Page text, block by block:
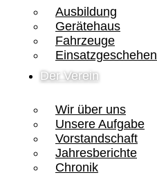
Ausbildung
Gerätehaus
Fahrzeuge
Einsatzgeschehen
Der Verein
Wir über uns
Unsere Aufgabe
Vorstandschaft
Jahresberichte
Chronik